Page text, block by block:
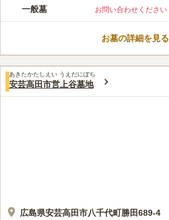
この霊園はまだ誰からも評価されていません。
一般墓 お問い合わせください
お墓の詳細を見る
あきたかたしえい うえだにぼち
安芸高田市営上谷墓地
広島県安芸高田市八千代町勝田689-4